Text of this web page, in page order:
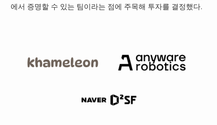
에서 증명할 수 있는 팀이라는 점에 주목해 투자를 결정했다.